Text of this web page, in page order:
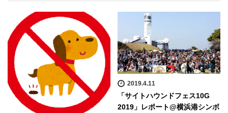
2019.4.11
「サイトハウンドフェス10G
2019」レポート@横浜港シンボ